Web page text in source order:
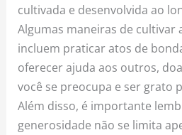
cultivada e desenvolvida ao
Algumas maneiras de cultivar
incluem praticar atos de
oferecer ajuda aos outros,
você se preocupa e ser grato
Além disso, é importante
generosidade não se limita